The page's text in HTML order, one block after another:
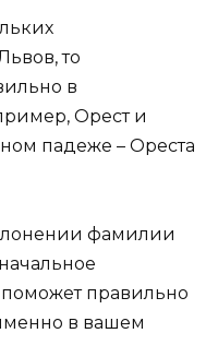
то
в
Орест и
падеже – Ореста
фамилии
правильно
в вашем